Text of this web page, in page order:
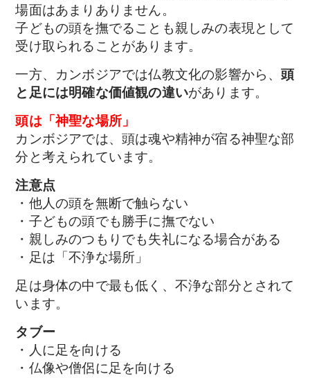
場面はあまりありません。
子どもの頭を撫でることも親しみの表現として
受け取られることがあります。
一方、カンボジアでは仏教文化の影響から、頭
と足には明確な価値観の違いがあります。
頭は「神聖な場所」
カンボジアでは、頭は魂や精神が宿る神聖な部
分と考えられています。
注意点
・他人の頭を無断で触らない
・子どもの頭でも勝手に撫でない
・親しみのつもりでも失礼になる場合がある
・足は「不浄な場所」
足は身体の中で最も低く、不浄な部分とされて
います。
タブー
・人に足を向ける
・仏像や僧侶に足を向ける